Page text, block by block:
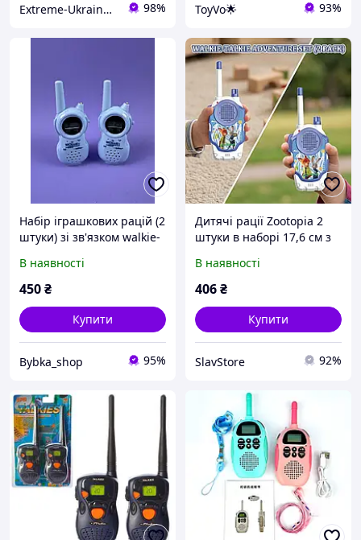
Extreme-Ukraine - найкраща техніка за низькими цінами 98% ToyVo🌟 93%
Набір іграшкових рацій (2
штуки) зі зв'язком walkie-
електронним
годинником, живлення
В наявності
450₴
Купити
Bybka_shop 95%
Дитячі рації Zootopia 2
штуки в наборі 17,6 см з
на батарейках фіолетові
для дітей від 3 років
В наявності
406₴
Купити
SlavStore 92%